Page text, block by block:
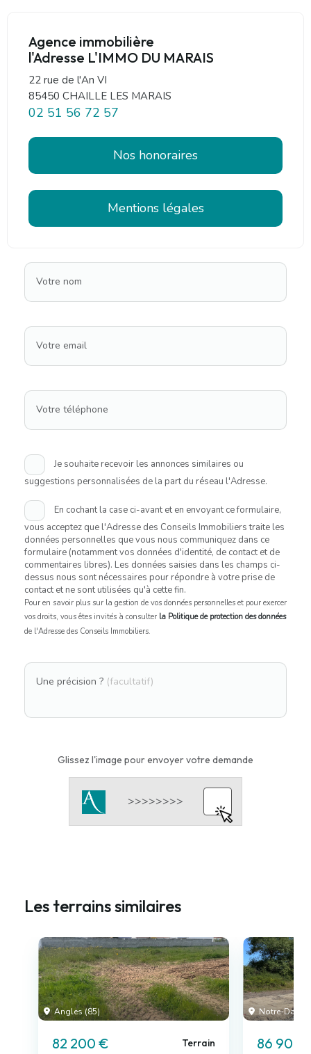
Agence immobilière
l'Adresse L'IMMO DU MARAIS
22 rue de l'An VI
85450 CHAILLE LES MARAIS
02 51 56 72 57
Nos honoraires
Mentions légales
Votre nom
Votre email
Votre téléphone
Je souhaite recevoir les annonces similaires ou
suggestions personnalisées de la part du réseau l'Adresse.
En cochant la case ci-avant et en envoyant ce formulaire,
vous acceptez que l'Adresse des Conseils Immobiliers traite les
données personnelles que vous nous communiquez dans ce
formulaire (notamment vos données d'identité, de contact et de
commentaires libres). Les données saisies dans les champs ci-
dessus nous sont nécessaires pour répondre à votre prise de
contact et ne sont utilisées qu'à cette fin.
Pour en savoir plus sur la gestion de vos données personnelles et pour exercer
vos droits, vous êtes invités à consulter la Politique de protection des données
de l'Adresse des Conseils Immobiliers.
Une précision ? (facultatif)
Glissez l'image pour envoyer votre demande
Les terrains similaires
Angles (85)
82 200 € Terrain
Notre-
86 900